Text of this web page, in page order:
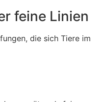
feine Linien
die sich Tiere im